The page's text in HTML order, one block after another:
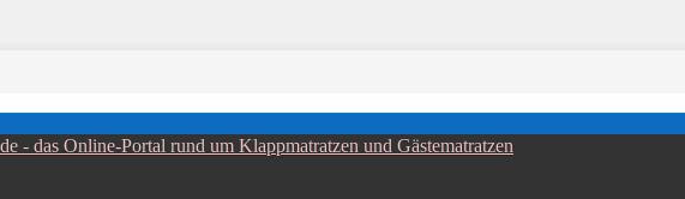
- das Online-Portal rund um Klappmatratzen und Gästematratzen